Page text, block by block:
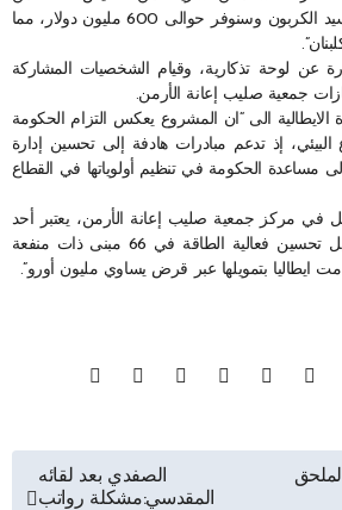
الانبعاثات الوطنية لثاني أوكسيد الكربون وسنوفر حوالى 600 مليون دولار، مما
عن لوحة تذكارية، وقيام الشخصيات المشاركة
جمعية صليب إعانة الأرمن.
الى “ان المشروع يعكس التزام الحكومة
البيئي، إذ تدعم مبادرات هادفة إلى تحسين إدارة
مساعدة الحكومة في تنظيم أولوياتها في القطاع
في مركز جمعية صليب إعانة الأرمن، يعتبر أحد
المشاريع النموذجية في سبيل تحسين فعالية الطاقة في 66 مبنى ذات منفعة
ايطاليا بتمويلها عبر قرض يساوي مليون أورو”.
الصفدي بعد لقائه
المقدسي:مشكلة رواتب